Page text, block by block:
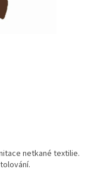
netkané textilie.